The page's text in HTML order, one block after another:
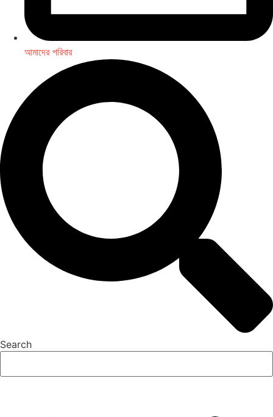
আমাদের পরিবার
Search